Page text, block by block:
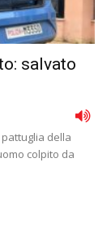
salvato
della
colpito da